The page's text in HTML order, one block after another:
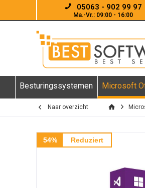
05063 - 902 99 97
Ma.-Vr.: 09:00 - 16:00
Besturingssystemen Microsoft
Naar overzicht
54% Reduziert